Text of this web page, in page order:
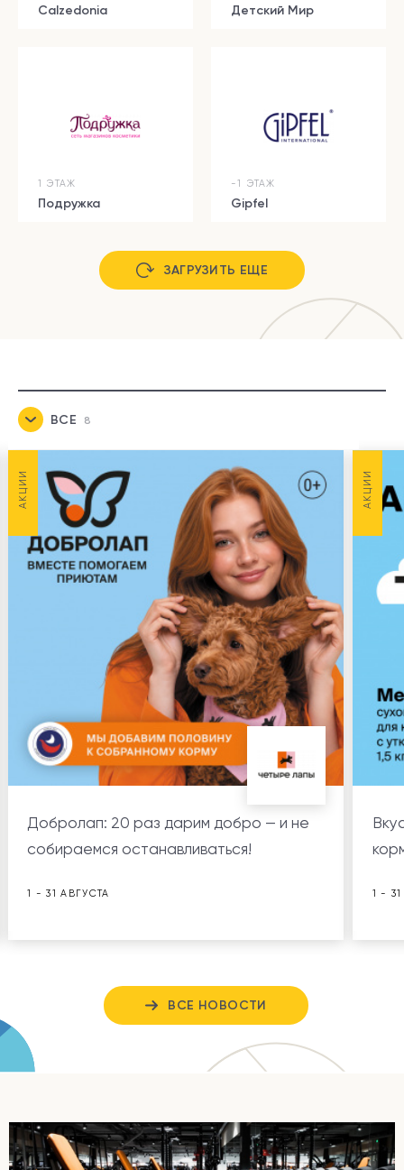
Calzedonia Детский Мир
1 ЭТАЖ
Подружка
-1 ЭТАЖ
Gipfel
ЗАГРУЗИТЬ ЕЩЕ
ВСЕ 8
АКЦИИ 5
АКЦИИ
Добролап: 20 раз дарим добро — и не
собираемся останавливаться!
1 - 31 АВГУСТА
АКЦИИ
1 -
ВСЕ НОВОСТИ